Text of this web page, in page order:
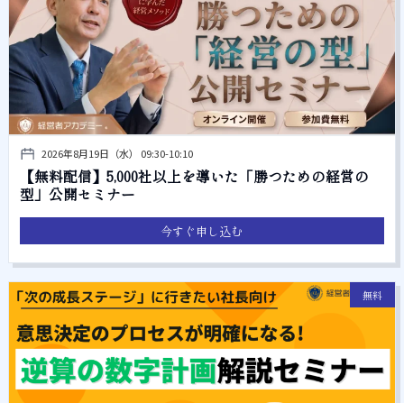
2026年8月19日（水） 09:30-10:10
【無料配信】5,000社以上を導いた「勝つための経営の
型」公開セミナー
今すぐ申し込む
無料